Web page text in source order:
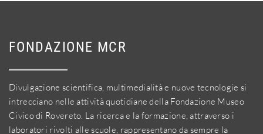
FONDAZIONE MCR
Divulgazione scientifica, multimedialità e nuove tecnologie si
intrecciano nelle attività quotidiane della Fondazione Museo
Civico di Rovereto. La ricerca e la formazione, attraverso i
laboratori rivolti alle scuole, rappresentano da sempre la